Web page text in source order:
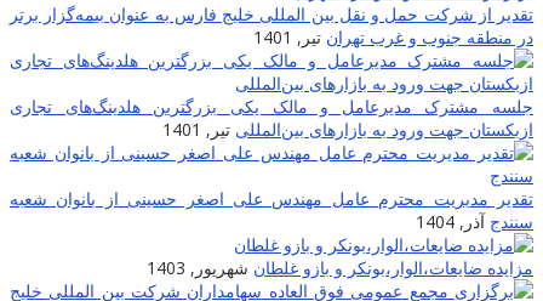
تقدیر از شرکت حمل و نقل بین المللی خلیج فارس به عنوان بیمه‌گزار برتر
در منطقه جنوب و غرب تهران تیر, 1401
جلسه مشترک مدیرعامل و مالک یکی بزرگترین هلدینگ‌‎های تجاری
ازبکستان جهت ورود به بازارهای بین‌المللی تیر, 1401
تقدیر مدیریت محترم عامل مهندس علی اصغر حسینی از بانوان شعبه
سنندج آذر, 1404
مزایده ضایعات‌،الوار،بونکر و بازو غلطان شهریور, 1403